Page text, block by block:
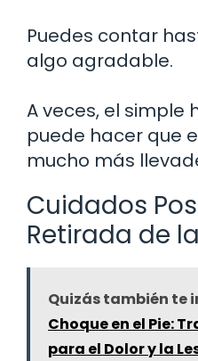
Puedes contar
algo agradable.
A veces, el simple
puede hacer que
mucho más
Cuidados
Retirada de
Quizás también te
Choque en el Pie:
para el Dolor y la